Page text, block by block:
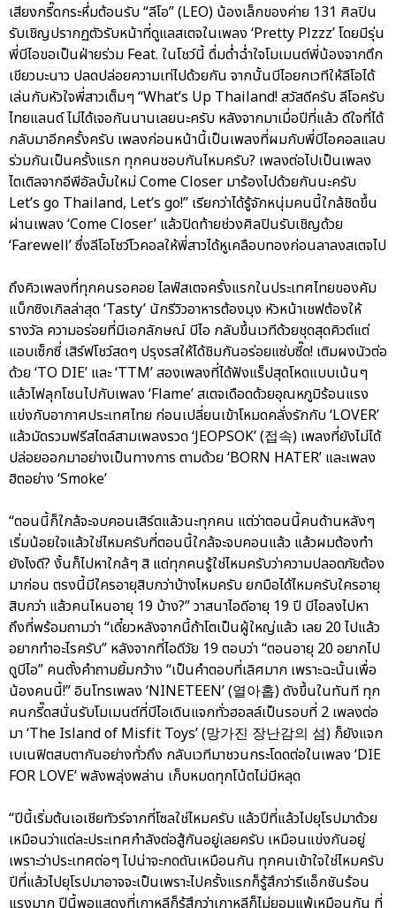
เสียงกรี๊ดกระหึ่มต้อนรับ “ลีโอ” (LEO) น้องเล็กของค่าย 131 ศิลปิน
รับเชิญปรากฏตัวรับหน้าที่ดูแลสเตจในเพลง ‘Pretty Plzzz’ โดยมีรุ่น
พี่บีไอขอเป็นฝ่ายร่วม Feat. ในโชว์นี้ ดื่มด่ำฉ่ำใจโมเมนต์พี่น้องจากตึก
เขียวมะนาว ปลดปล่อยความเท่ไปด้วยกัน จากนั้นบีไอยกเวทีให้ลีโอได้
เล่นกับหัวใจพี่สาวเต็มๆ “What’s Up Thailand! สวัสดีครับ ลีโอครับ
ไทยแลนด์ ไม่ได้เจอกันนานเลยนะครับ หลังจากมาเมื่อปีที่แล้ว ดีใจที่ได้
กลับมาอีกครั้งครับ เพลงก่อนหน้านี้เป็นเพลงที่ผมกับพี่บีไอคอลแลบ
ร่วมกันเป็นครั้งแรก ทุกคนชอบกันไหมครับ? เพลงต่อไปเป็นเพลง
ไตเติลจากอีพีอัลบั้มใหม่ Come Closer มาร้องไปด้วยกันนะครับ
Let’s go Thailand, Let’s go!” เรียกว่าได้รู้จักหนุ่มคนนี้ใกล้ชิดขึ้น
ผ่านเพลง ‘Come Closer’ แล้วปิดท้ายช่วงศิลปินรับเชิญด้วย
‘Farewell’ ซึ่งลีโอโชว์โวคอลให้พี่สาวได้หูเคลือบทองก่อนลาลงสเตจไป
ถึงคิวเพลงที่ทุกคนรอคอย ไลฟ์สเตจครั้งแรกในประเทศไทยของคัม
แบ็กซิงเกิลล่าสุด ‘Tasty’ นักรีวิวอาหารต้องมุง หัวหน้าเชฟต้องให้
รางวัล ความอร่อยที่มีเอกลักษณ์ บีไอ กลับขึ้นเวทีด้วยชุดสุดคิวต์แต่
แอบเซ็กซี่ เสิร์ฟโชว์สดๆ ปรุงรสให้ได้ชิมกันอร่อยแซ่บซี๊ด! เติมผงนัวต่อ
ด้วย ‘TO DIE’ และ ‘TTM’ สองเพลงที่ได้ฟังแร็ปสุดโหดแบบเน้นๆ
แล้วไฟลุกโชนไปกับเพลง ‘Flame’ สเตจเดือดด้วยอุณหภูมิร้อนแรง
แข่งกับอากาศประเทศไทย ก่อนเปลี่ยนเข้าโหมดคลั่งรักกับ ‘LOVER’
แล้วมัดรวมฟรีสไตล์สามเพลงรวด ‘JEOPSOK’ (접속) เพลงที่ยังไม่ได้
ปล่อยออกมาอย่างเป็นทางการ ตามด้วย ‘BORN HATER’ และเพลง
ฮิตอย่าง ‘Smoke’
“ตอนนี้ก็ใกล้จะจบคอนเสิร์ตแล้วนะทุกคน แต่ว่าตอนนี้คนด้านหลังๆ
เริ่มน้อยใจแล้วใช่ไหมครับที่ตอนนี้ใกล้จะจบคอนแล้ว แล้วผมต้องทำ
ยังไงดี? งั้นก็ไปหาใกล้ๆ สิ แต่ทุกคนรู้ใช่ไหมครับว่าความปลอดภัยต้อง
มาก่อน ตรงนี้มีใครอายุสิบกว่าบ้างไหมครับ ยกมือได้ไหมครับใครอายุ
สิบกว่า แล้วคนไหนอายุ 19 บ้าง?” วาสนาไอดีอายุ 19 ปี บีไอลงไปหา
ถึงที่พร้อมถามว่า “เดี๋ยวหลังจากนี้ถ้าโตเป็นผู้ใหญ่แล้ว เลย 20 ไปแล้ว
อยากทำอะไรครับ” หลังจากที่ไอดีวัย 19 ตอบว่า “ตอนอายุ 20 อยากไป
ดูบีไอ” คนตั้งคำถามยิ้มกว้าง “เป็นคำตอบที่เลิศมาก เพราะฉะนั้นเพื่อ
น้องคนนี้!” อินโทรเพลง ‘NINETEEN’ (열아홉) ดังขึ้นในทันที ทุก
คนกรี๊ดสนั่นรับโมเมนต์ที่บีไอเดินแจกทั่วฮอลล์เป็นรอบที่ 2 เพลงต่อ
มา ‘The Island of Misfit Toys’ (망가진 장난감의 섬) ก็ยังแจก
เบเนฟิตสบตากันอย่างทั่วถึง กลับเวทีมาชวนกระโดดต่อในเพลง ‘DIE
FOR LOVE’ พลังพลุ่งพล่าน เก็บหมดทุกโน้ตไม่มีหลุด
“ปีนี้เริ่มต้นเอเชียทัวร์จากที่โซลใช่ไหมครับ แล้วปีที่แล้วไปยุโรปมาด้วย
เหมือนว่าแต่ละประเทศกำลังต่อสู้กันอยู่เลยครับ เหมือนแข่งกันอยู่
เพราะว่าประเทศต่อๆ ไปน่าจะกดดันเหมือนกัน ทุกคนเข้าใจใช่ไหมครับ
ปีที่แล้วไปยุโรปมาอาจจะเป็นเพราะไปครั้งแรกก็รู้สึกว่ารีแอ็กชันร้อน
แรงมาก ปีนี้พอแสดงที่เกาหลีก็รู้สึกว่าเกาหลีก็ไม่ยอมแพ้เหมือนกัน ที่